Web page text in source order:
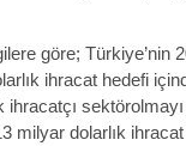
göre; Türkiye’nin
ihracat hedefi
ihracatçı
milyar dolarlık ihracat